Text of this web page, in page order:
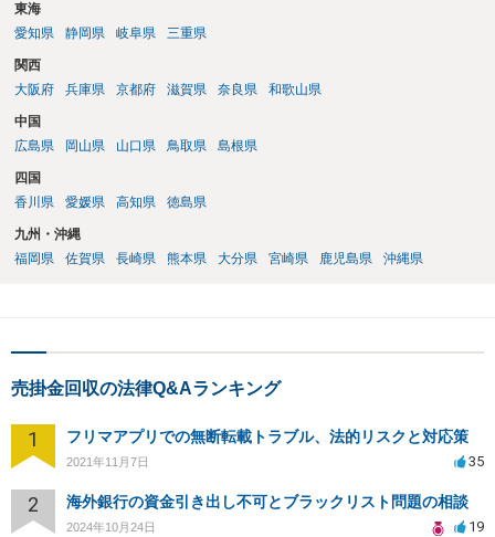
東海
愛知県
静岡県 岐阜県 三重県
関西
大阪府
兵庫県 京都府 滋賀県 奈良県 和歌山県
中国
広島県
岡山県 山口県 鳥取県 島根県
四国
香川県
愛媛県 高知県 徳島県
九州・沖縄
福岡県
佐賀県 長崎県 熊本県 大分県 宮崎県 鹿児島県 沖縄県
売掛金回収の法律Q&Aランキング
1 フリマアプリでの無断転載トラブル、法的リスクと対応策
2021年11月7日 35
2 海外銀行の資金引き出し不可とブラックリスト問題の相談
2024年10月24日 19